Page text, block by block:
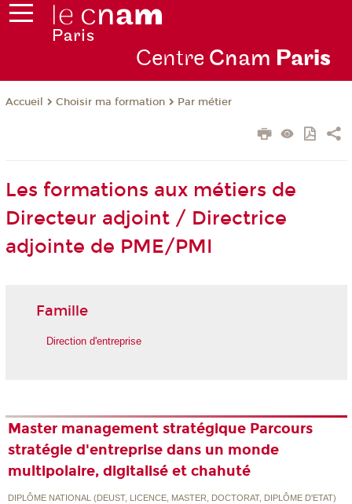
Centre Cnam Paris
Accueil Choisir ma formation Par métier
Les formations aux métiers de
Directeur adjoint / Directrice
adjointe de PME/PMI
Famille
Direction d'entreprise
Master management stratégique Parcours
stratégie d'entreprise dans un monde
multipolaire, digitalisé et chahuté
DIPLÔME NATIONAL (DEUST, LICENCE, MASTER, DOCTORAT, DIPLÔME D'ETAT)